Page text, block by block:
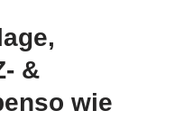
&
wie